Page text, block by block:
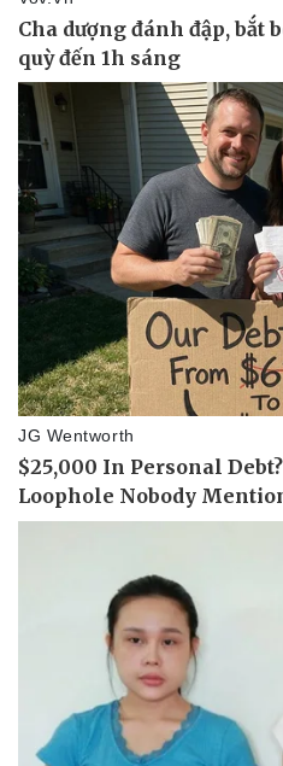
Kinh tế
Bất động sản
Khởi nghiệp